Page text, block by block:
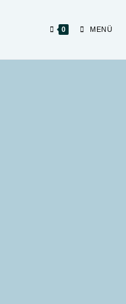
0 MENÜ